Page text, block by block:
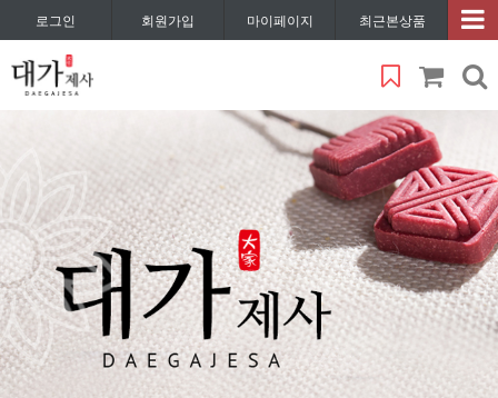
로그인 회원가입 마이페이지 최근본상품